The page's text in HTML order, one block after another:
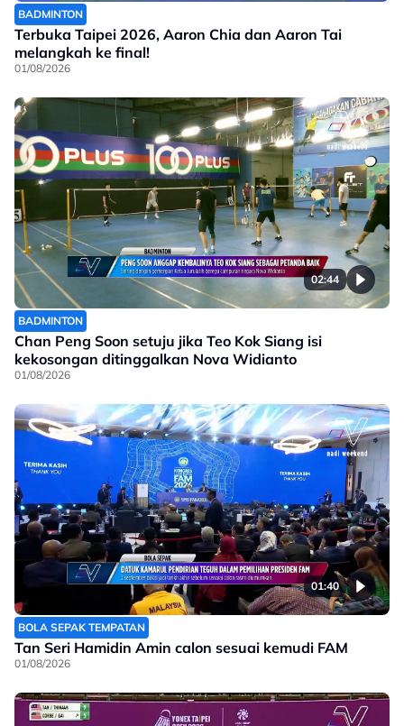
BADMINTON
Terbuka Taipei 2026, Aaron Chia dan Aaron Tai
melangkah ke final!
01/08/2026
02:44
BADMINTON
Chan Peng Soon setuju jika Teo Kok Siang isi
kekosongan ditinggalkan Nova Widianto
01/08/2026
01:40
BOLA SEPAK TEMPATAN
Tan Seri Hamidin Amin calon sesuai kemudi FAM
01/08/2026